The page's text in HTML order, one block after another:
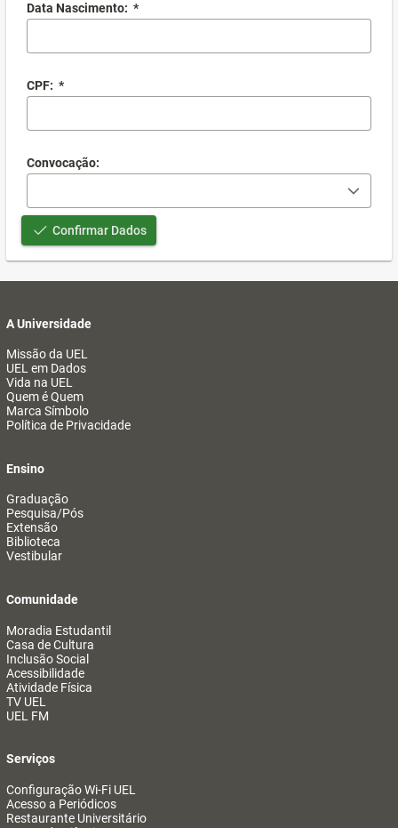
Data Nascimento: *
CPF: *
Convocação:
Confirmar Dados
A Universidade
Missão da UEL
UEL em Dados
Vida na UEL
Quem é Quem
Marca Símbolo
Política de Privacidade
Ensino
Graduação
Pesquisa/Pós
Extensão
Biblioteca
Vestibular
Comunidade
Moradia Estudantil
Casa de Cultura
Inclusão Social
Acessibilidade
Atividade Física
TV UEL
UEL FM
Serviços
Configuração Wi-Fi UEL
Acesso a Periódicos
Restaurante Universitário